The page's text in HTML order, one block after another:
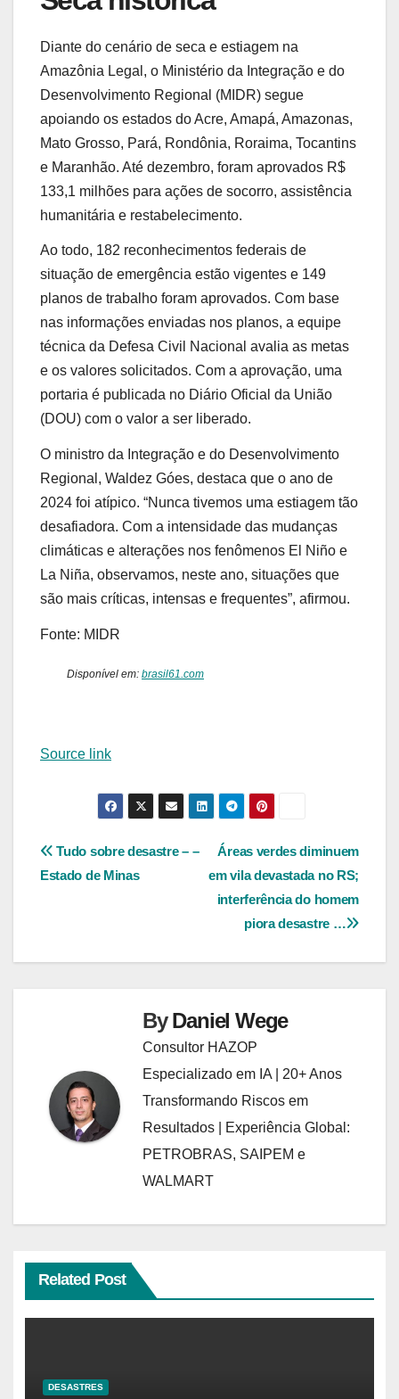
Diante do cenário de seca e estiagem na
Amazônia Legal, o Ministério da Integração e do
Desenvolvimento Regional (MIDR) segue
apoiando os estados do Acre, Amapá, Amazonas,
Mato Grosso, Pará, Rondônia, Roraima, Tocantins
e Maranhão. Até dezembro, foram aprovados R$
133,1 milhões para ações de socorro, assistência
humanitária e restabelecimento.
Ao todo, 182 reconhecimentos federais de
situação de emergência estão vigentes e 149
planos de trabalho foram aprovados. Com base
nas informações enviadas nos planos, a equipe
técnica da Defesa Civil Nacional avalia as metas
e os valores solicitados. Com a aprovação, uma
portaria é publicada no Diário Oficial da União
(DOU) com o valor a ser liberado.
O ministro da Integração e do Desenvolvimento
Regional, Waldez Góes, destaca que o ano de
2024 foi atípico. “Nunca tivemos uma estiagem tão
desafiadora. Com a intensidade das mudanças
climáticas e alterações nos fenômenos El Niño e
La Niña, observamos, neste ano, situações que
são mais críticas, intensas e frequentes”, afirmou.
Fonte: MIDR
Disponível em: brasil61.com
Source link
Navegação
Áreas verdes diminuem
em vila devastada no RS;
interferência do homem
piora desastre …
Tudo sobre desastre – –
Estado de Minas
ByDaniel Wege
Consultor HAZOP
Especializado em IA | 20+ Anos
Transformando Riscos em
Resultados | Experiência Global:
PETROBRAS, SAIPEM e
WALMART
Related Post
DESASTRES